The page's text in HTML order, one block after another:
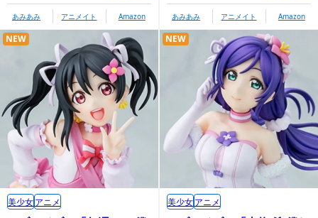
あみあみ アニメイト Amazon あみあみ アニメイト Amazon
NEW
美少女アニメ
NEW
美少女アニメ